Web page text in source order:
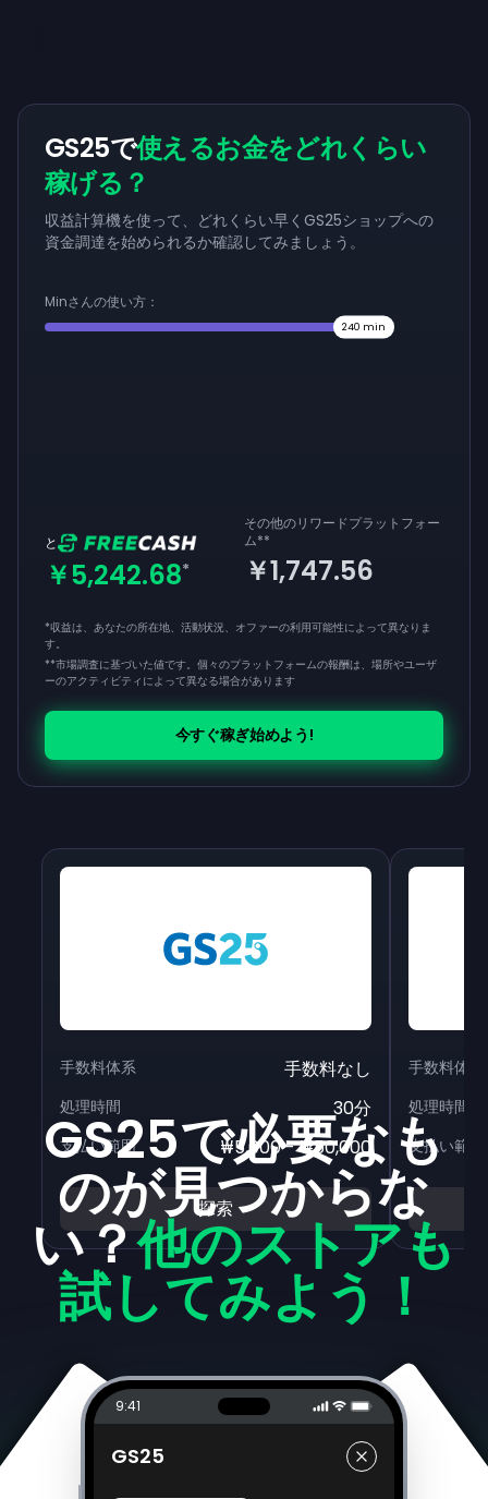
GS25で使えるお金をどれくらい
稼げる？
収益計算機を使って、どれくらい早くGS25ショップへの
資金調達を始められるか確認してみましょう。
Minさんの使い方：
240 min
と
￥5,242.68*
その他のリワードプラットフォー
ム**
￥1,747.56
*収益は、あなたの所在地、活動状況、オファーの利用可能性によって異なりま
す。
**市場調査に基づいた値です。個々のプラットフォームの報酬は、場所やユーザ
ーのアクティビティによって異なる場合があります
今すぐ稼ぎ始めよう!
手数料体系 手数料なし
処理時間 30分
支払い範囲 ₩5,000 - ₩50,000
探索
手数料体系
処理時間
支払い範囲
GS25で必要なも
のが見つからな
い？他のストアも
試してみよう！
9:41
GS25